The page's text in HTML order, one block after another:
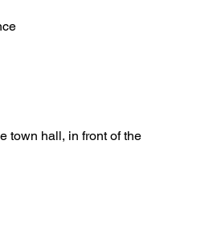
town hall, in front of the